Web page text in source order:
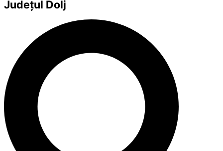
Județul Dolj